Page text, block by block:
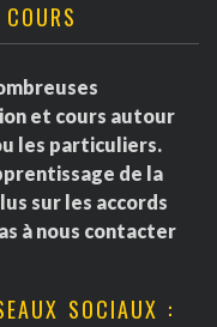
et cours autour
les particuliers.
de la
sur les accords
à nous contacter
SOCIAUX :